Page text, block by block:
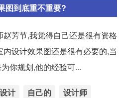
图到底重不重要?
芳节,我觉得自己还是很有资格
设计效果图还是很有必要的,当
你规划,他的经验可...
计 自己的 设计师